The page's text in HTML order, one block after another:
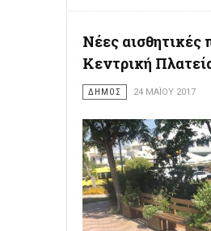
Νέες αισθητικές
Κεντρική
ΔΗΜΟΣ 24 ΜΑΪ́ΟΥ 2017